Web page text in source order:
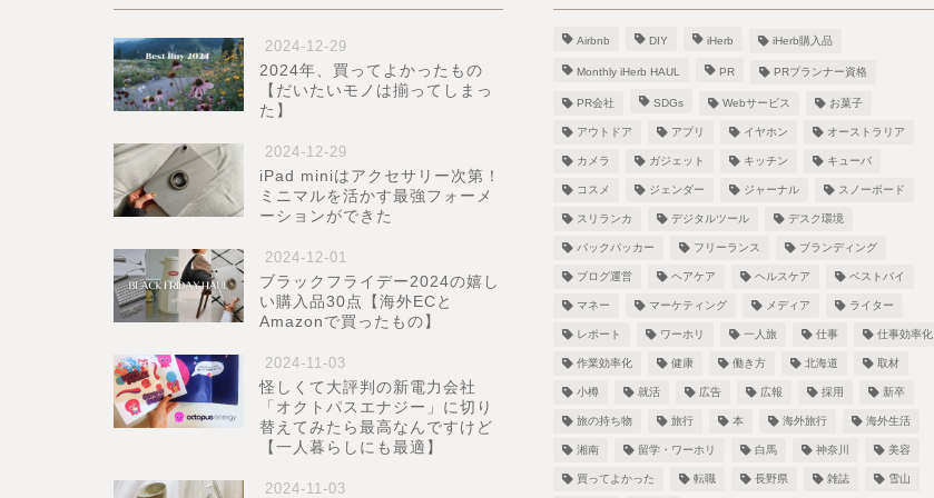
2024-12-29
2024年、買ってよかったもの
【だいたいモノは揃ってしまっ
た】
2024-12-29
iPad miniはアクセサリー次第！
ミニマルを活かす最強フォーメ
ーションができた
2024-12-01
ブラックフライデー2024の嬉し
い購入品30点【海外ECと
Amazonで買ったもの】
2024-11-03
怪しくて大評判の新電力会社
「オクトパスエナジー」に切り
替えてみたら最高なんですけど
【一人暮らしにも最適】
2024-11-03
Airbnb DIY iHerb iHerb購入品
Monthly iHerb HAUL PR PRプランナー資格
PR会社 SDGs Webサービス お菓子
アウトドア アプリ イヤホン オーストラリア
カメラ ガジェット キッチン キューバ
コスメ ジェンダー ジャーナル スノーボード
スリランカ デジタルツール デスク環境
バックパッカー フリーランス ブランディング
ブログ運営 ヘアケア ヘルスケア ベストバイ
マネー マーケティング メディア ライター
レポート ワーホリ 一人旅 仕事 仕事効率化
作業効率化 健康 働き方 北海道 取材
小樽 就活 広告 広報 採用 新卒
旅の持ち物 旅行 本 海外旅行 海外生活
湘南 留学・ワーホリ 白馬 神奈川 美容
買ってよかった 転職 長野県 雑誌 雪山